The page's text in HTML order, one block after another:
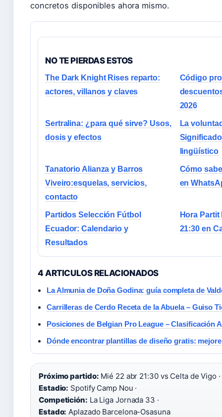
concretos disponibles ahora mismo.
NO TE PIERDAS ESTOS
The Dark Knight Rises reparto:
actores, villanos y claves
Código
2026
Sertralina: ¿para qué sirve? Usos,
dosis y efectos
La
lingüístico
Tanatorio Alianza y Barros
Viveiro:esquelas, servicios,
contacto
Cómo
en
Partidos Selección Fútbol
Ecuador: Calendario y
Resultados
Hora
21:30 en
4 ARTICULOS RELACIONADOS
La Almunia de Doña Godina: guía completa de
Carrilleras de Cerdo Receta de la Abuela – Guiso
Posiciones de Belgian Pro League – Clasificación
Dónde encontrar plantillas de diseño gratis:
Próximo partido: Mié 22 abr 21:30 vs Celta de Vigo ·
Estadio: Spotify Camp Nou ·
Competición: La Liga Jornada 33 ·
Estado: Aplazado Barcelona-Osasuna